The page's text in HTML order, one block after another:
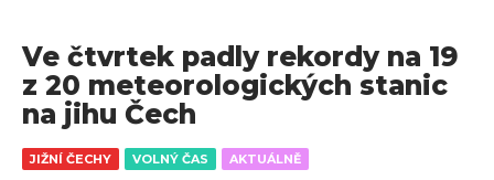
JIŽNÍ ČECHY VOLNÝ ČAS AKTUÁLNĚ
Ve čtvrtek padly rekordy na 19
z 20 meteorologických stanic
na jihu Čech